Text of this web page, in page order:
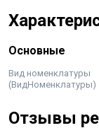
Основные
Вид номенклатуры
(ВидНоменклатуры)
Отзывы